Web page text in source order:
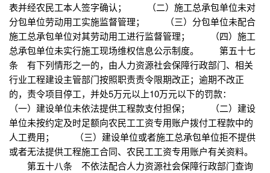
表并经农民工本人签字确认； （二）施工总承包单位未对
分包单位劳动用工实施监督管理； （三）分包单位未配合
施工总承包单位对其劳动用工进行监督管理； （四）施工
总承包单位未实行施工现场维权信息公示制度。 第五十七
条 有下列情形之一的，由人力资源社会保障行政部门、相关
行业工程建设主管部门按照职责责令限期改正；逾期不改正
的，责令项目停工，并处5万元以上10万元以下的罚款：
（一）建设单位未依法提供工程款支付担保； （二）建设
单位未按约定及时足额向农民工工资专用账户拨付工程款中的
人工费用； （三）建设单位或者施工总承包单位拒不提供
或者无法提供工程施工合同、农民工工资专用账户有关资料。
第五十八条 不依法配合人力资源社会保障行政部门查询